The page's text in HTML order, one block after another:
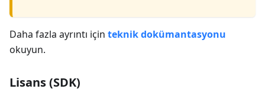
Daha fazla ayrıntı için teknik dokümantasyonu
okuyun.
Lisans (SDK)